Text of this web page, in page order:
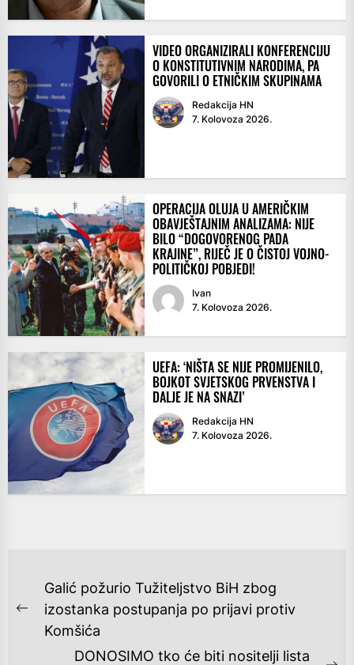
VIDEO ORGANIZIRALI KONFERENCIJU
O KONSTITUTIVNIM NARODIMA, PA
GOVORILI O ETNIČKIM SKUPINAMA
Redakcija HN
7. Kolovoza 2026.
OPERACIJA OLUJA U AMERIČKIM
OBAVJEŠTAJNIM ANALIZAMA: NIJE
BILO “DOGOVORENOG PADA
KRAJINE”, RIJEČ JE O ČISTOJ VOJNO-
POLITIČKOJ POBJEDI!
Ivan
7. Kolovoza 2026.
UEFA: ‘NIŠTA SE NIJE PROMIJENILO,
BOJKOT SVJETSKOG PRVENSTVA I
DALJE JE NA SNAZI’
Redakcija HN
7. Kolovoza 2026.
NAVIGACIJA
OBJAVA
Previous
post:
Galić požurio Tužiteljstvo BiH zbog
izostanka postupanja po prijavi protiv
Komšića
DONOSIMO tko će biti nositelji lista